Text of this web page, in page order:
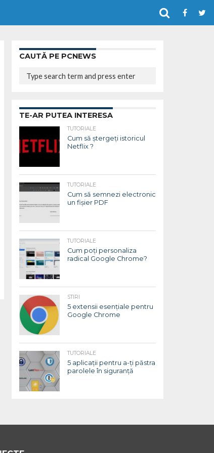
CAUTĂ PE PCNEWS
TE-AR PUTEA INTERESA
TUTORIALE
Cum să ștergeți istoricul
Netflix ?
TUTORIALE
Cum să semnezi electronic
un fișier PDF
TUTORIALE
Cum poți personaliza
radical Google Chrome?
STIRI
5 extensii esențiale pentru
Google Chrome
TUTORIALE
5 aplicații pentru a-ți păstra
parolele în siguranță